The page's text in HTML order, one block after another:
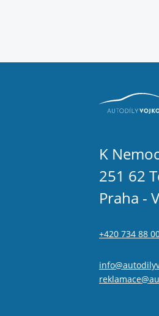
K
251 62
Praha -
+420 734 88